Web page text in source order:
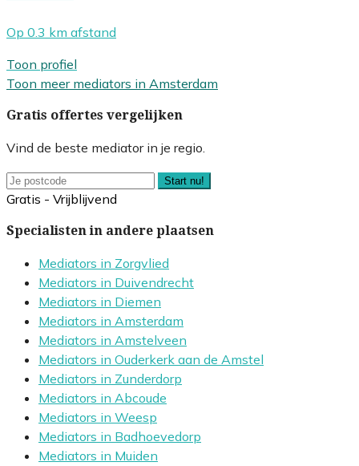
Op 0.3 km afstand
Toon profiel
Toon meer mediators in Amsterdam
Gratis offertes vergelijken
Vind de beste mediator in je regio.
Start nu!
Gratis - Vrijblijvend
Specialisten in andere plaatsen
Mediators in Zorgvlied
Mediators in Duivendrecht
Mediators in Diemen
Mediators in Amsterdam
Mediators in Amstelveen
Mediators in Ouderkerk aan de Amstel
Mediators in Zunderdorp
Mediators in Abcoude
Mediators in Weesp
Mediators in Badhoevedorp
Mediators in Muiden